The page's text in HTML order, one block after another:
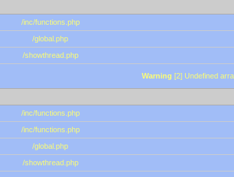
/inc/functions.php
/global.php
/showthread.php
Warning [2] Undefined
/inc/functions.php
/inc/functions.php
/global.php
/showthread.php